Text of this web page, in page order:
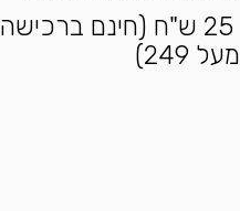
מחיר משלוח: 25 ש"ח (חינם ברכישה
מעל 249)